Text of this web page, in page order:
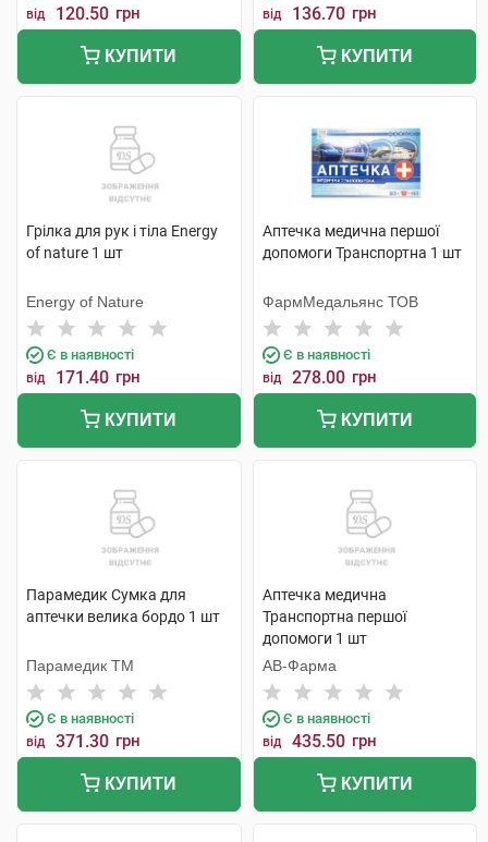
від 120.50 грн
КУПИТИ
від 136.70 грн
КУПИТИ
Грілка для рук і тіла Energy
of nature 1 шт
Energy of Nature
Є в наявності
від 171.40 грн
КУПИТИ
Аптечка медична першої
допомоги Транспортна 1 шт
ФармМедальянс ТОВ
Є в наявності
від 278.00 грн
КУПИТИ
Парамедик Сумка для
аптечки велика бордо 1 шт
Парамедик ТМ
Є в наявності
від 371.30 грн
КУПИТИ
Аптечка медична
Транспортна першої
допомоги 1 шт
АВ-Фарма
Є в наявності
від 435.50 грн
КУПИТИ